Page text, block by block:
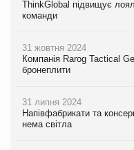
ThinkGlobal підвищує
команди
31 жовтня 2024
Компанія Rarog Tactical
бронеплити
31 липня 2024
Напівфабрикати та
нема світла